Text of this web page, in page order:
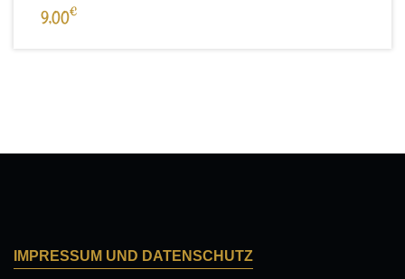
9,00€
IMPRESSUM UND DATENSCHUTZ